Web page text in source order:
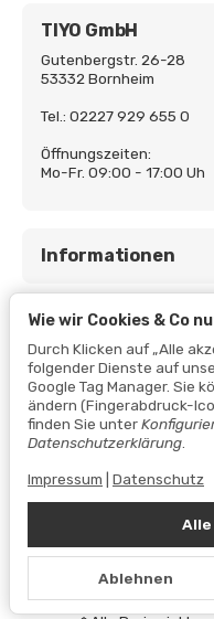
TIYO GmbH
Gutenbergstr. 26-28
53332 Bornheim
Tel.: 02227 929 655 0
Öffnungszeiten:
Mo-Fr. 09:00 - 17:00 Uh
Informationen
Gesetzliche
Ablehnen
Wie wir Cookies & Co
Durch Klicken auf „Alle
folgender Dienste auf
Google Tag Manager. Sie
ändern (Fingerabdruck-
finden Sie unter
Datenschutzerklärung.
Impressum Datenschutz